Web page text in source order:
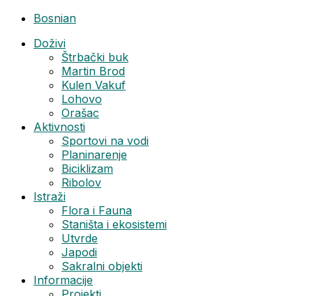
Bosnian
Doživi
Štrbački buk
Martin Brod
Kulen Vakuf
Lohovo
Orašac
Aktivnosti
Sportovi na vodi
Planinarenje
Biciklizam
Ribolov
Istraži
Flora i Fauna
Staništa i ekosistemi
Utvrde
Japodi
Sakralni objekti
Informacije